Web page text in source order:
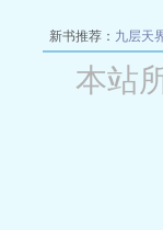
新书推荐： 九层天
战争天堂 混
本站